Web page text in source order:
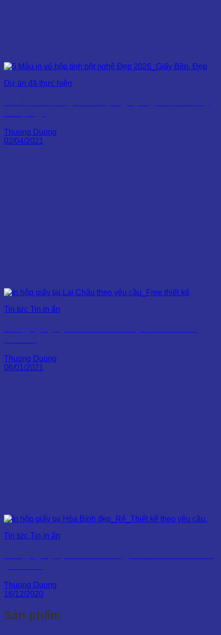
Dự án đã thực hiện
Thuong Duong
02/04/2021
Tin tức Tin in ấn
Thuong Duong
06/01/2021
Tin tức Tin in ấn
Thuong Duong
16/12/2020
Sản phẩm